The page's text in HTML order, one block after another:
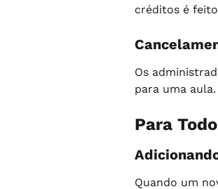
créditos é
Os
para uma aula.
Para
Quando um